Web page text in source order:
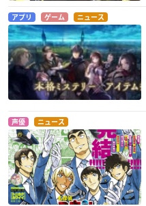
アプリ ゲーム ニュース
声優 ニュース